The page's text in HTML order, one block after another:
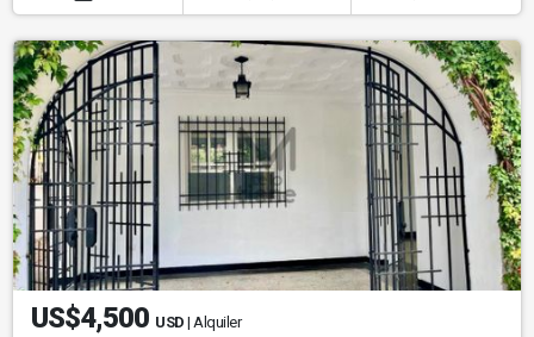
US$4,500 USD | Alquiler